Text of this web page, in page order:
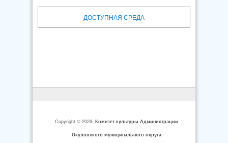
ДОСТУПНАЯ СРЕДА
Copyright © 2026, Комитет культуры Администрации
Окуловского муниципального округа